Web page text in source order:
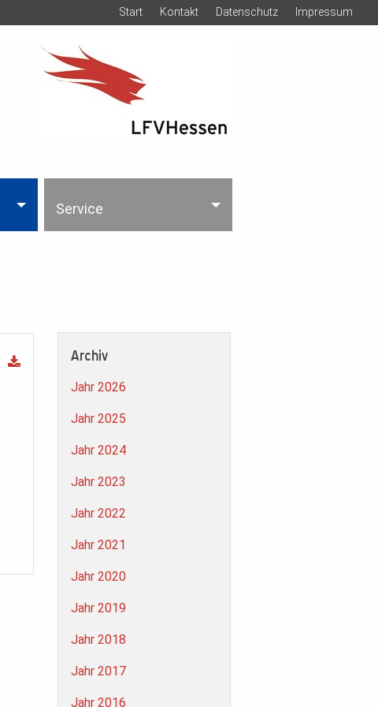
Start Kontakt Datenschutz Impressum
Service
Archiv
Jahr 2026
Jahr 2025
Jahr 2024
Jahr 2023
Jahr 2022
Jahr 2021
Jahr 2020
Jahr 2019
Jahr 2018
Jahr 2017
Jahr 2016